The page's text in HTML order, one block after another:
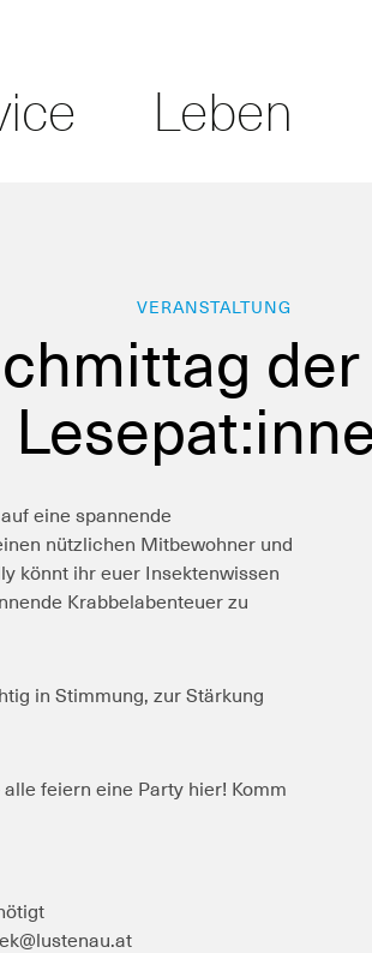
Leben
VERANSTALTUNG
eine spannende
nützlichen Mitbewohner und
könnt ihr euer Insektenwissen
Krabbelabenteuer zu
in Stimmung, zur Stärkung
feiern eine Party hier! Komm